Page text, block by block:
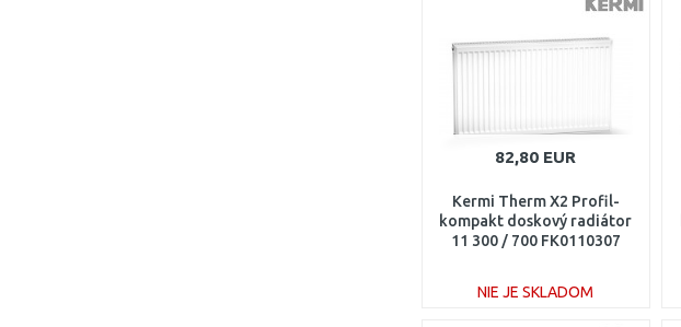
Porovnať
82,80 EUR
Kermi Therm X2 Profil-
kompakt doskový radiátor
11 300 / 700 FK0110307
NIE JE SKLADOM